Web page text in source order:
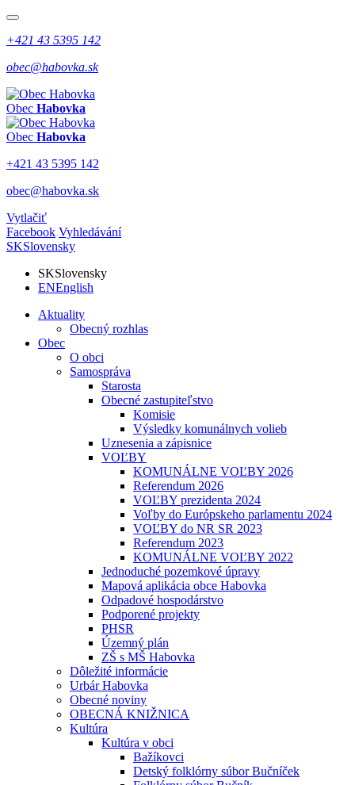
+421 43 5395 142
obec@habovka.sk
Obec Habovka
Obec Habovka
+421 43 5395 142
obec@habovka.sk
Vytlačiť
Facebook Vyhledávání
SKSlovensky
SKSlovensky
ENEnglish
Aktuality
Obecný rozhlas
Obec
O obci
Samospráva
Starosta
Obecné zastupiteľstvo
Komisie
Výsledky komunálnych volieb
Uznesenia a zápisnice
VOĽBY
KOMUNÁLNE VOĽBY 2026
Referendum 2026
VOĽBY prezidenta 2024
Voľby do Európskeho parlamentu 2024
VOĽBY do NR SR 2023
Referendum 2023
KOMUNÁLNE VOĽBY 2022
Jednoduché pozemkové úpravy
Mapová aplikácia obce Habovka
Odpadové hospodárstvo
Podporené projekty
PHSR
Územný plán
ZŠ s MŠ Habovka
Dôležité informácie
Urbár Habovka
Obecné noviny
OBECNÁ KNIŽNICA
Kultúra
Kultúra v obci
Bažíkovci
Detský folklórny súbor Bučníček